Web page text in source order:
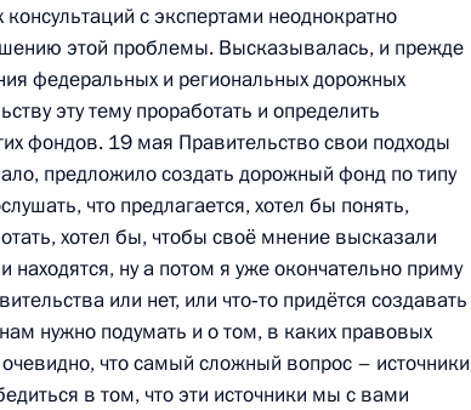
Канады Стивеном
компании «Газпром»
Горки
помощь
с экспертами неоднократно
этой проблемы. Высказывалась, и прежде
федеральных и региональных дорожных
эту тему проработать и определить
фондов. 19 мая Правительство свои подходы
предложило создать дорожный фонд по типу
что предлагается, хотел бы понять,
хотел бы, чтобы своё мнение высказали
находятся, ну а потом я уже окончательно приму
или нет, или что‑то придётся создавать
нужно подумать и о том, в каких правовых
что самый сложный вопрос – источники
в том, что эти источники мы с вами